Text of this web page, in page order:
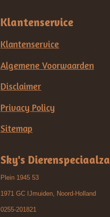
Klantenservice
Klantenservice
Algemene Voorwaarden
Disclaimer
Privacy Policy
Sitemap
Sky's
Plein 1945 53
1971 GC IJmuiden, Noord-Holland
0255-201821